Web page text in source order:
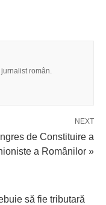
român.
NEXT
de Constituire a
a Românilor »
să fie tributară